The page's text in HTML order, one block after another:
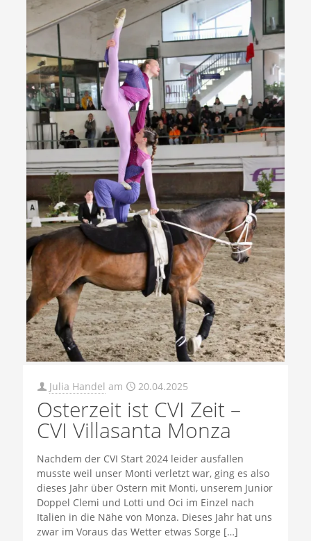
Julia Handel am 20.04.2025
Osterzeit ist CVI Zeit –
CVI Villasanta Monza
Nachdem der CVI Start 2024 leider ausfallen
musste weil unser Monti verletzt war, ging es also
dieses Jahr über Ostern mit Monti, unserem Junior
Doppel Clemi und Lotti und Oci im Einzel nach
Italien in die Nähe von Monza. Dieses Jahr hat uns
zwar im Voraus das Wetter etwas Sorge […]